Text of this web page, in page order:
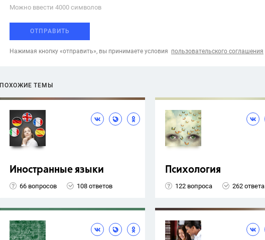
Можно ввести 4000 cимволов
ОТПРАВИТЬ
Нажимая кнопку «отправить», вы принимаете условия пользовательского соглашения
ПОХОЖИЕ ТЕМЫ
Иностранные языки
66 вопросов 108 ответов
Психология
122 вопроса 262 ответа